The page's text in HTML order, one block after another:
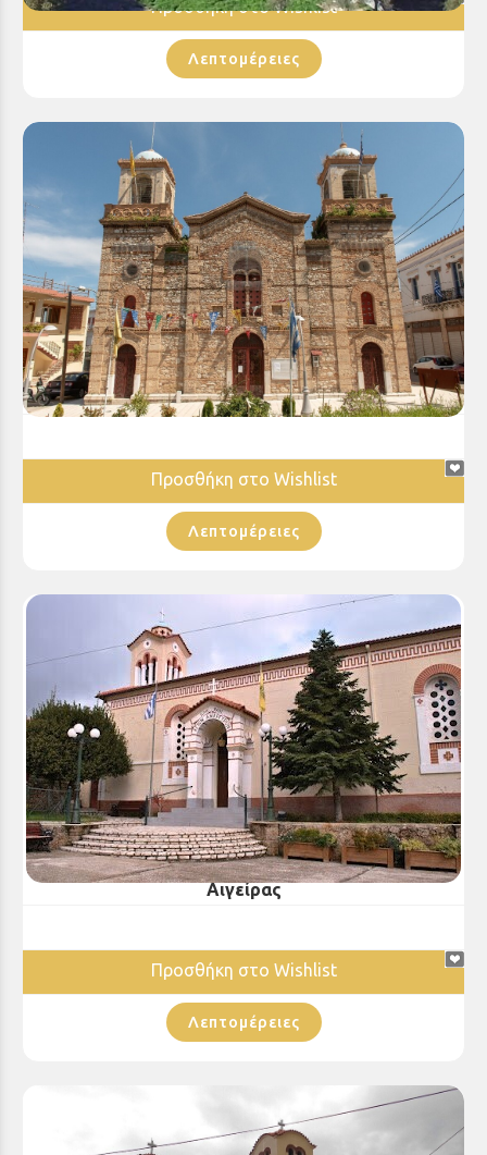
Προσθήκη στο Wishlist
Λεπτομέρειες
Ιερός Ναός Αγίου Ανδρέου Αιγίου
Προσθήκη στο Wishlist
Λεπτομέρειες
Ιερός Ναός Αγίων Αναργύρων Αμπελοκήπων
Αιγείρας
Προσθήκη στο Wishlist
Λεπτομέρειες